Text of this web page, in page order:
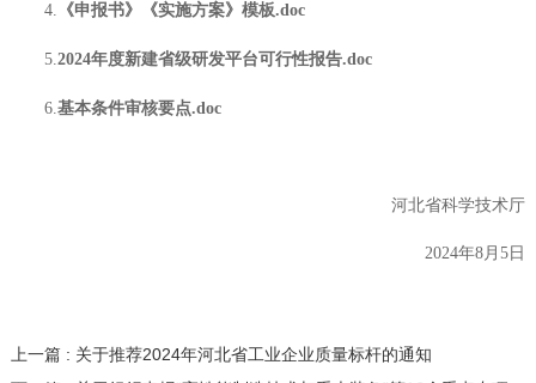
4. 《申报书》《实施方案》模板.doc
5. 2024年度新建省级研发平台可行性报告.doc
6. 基本条件审核要点.doc
河北省科学技术厅
2024年8月5日
上一篇 : 关于推荐2024年河北省工业企业质量标杆的通知